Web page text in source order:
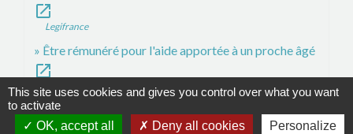
open_in_new
Legifrance
Être rémunéré pour l'aide apportée à un proche âgé
open_in_new
Caisse nationale de solidarité pour l'autonomie (CNSA)
Accueillant familial : taux de cotisations open_in_new
Urssaf
This site uses cookies and gives you control over what you want
to activate
OK, accept all
Deny all cookies Personalize